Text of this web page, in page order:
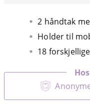
2 håndtak
Holder til
18